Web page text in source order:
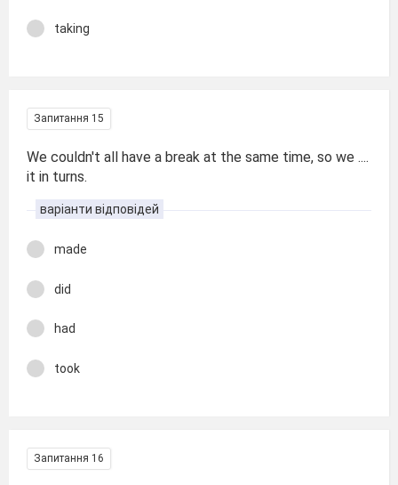
taking
Запитання 15
We couldn't all have a break at the same time, so we ....
it in turns.
варіанти відповідей
made
did
had
took
Запитання 16